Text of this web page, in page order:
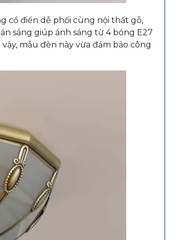
cổ điển dễ phối cùng nội thất gỗ,
sáng giúp ánh sáng từ 4 bóng E27
mẫu đèn này vừa đảm bảo công